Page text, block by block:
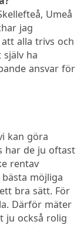
Umeå
jag
alla trivs och
ha
ansvar för
kan göra
har de ju oftast
rentav
möjliga
bra sätt. För
Därför mäter
ju också rolig